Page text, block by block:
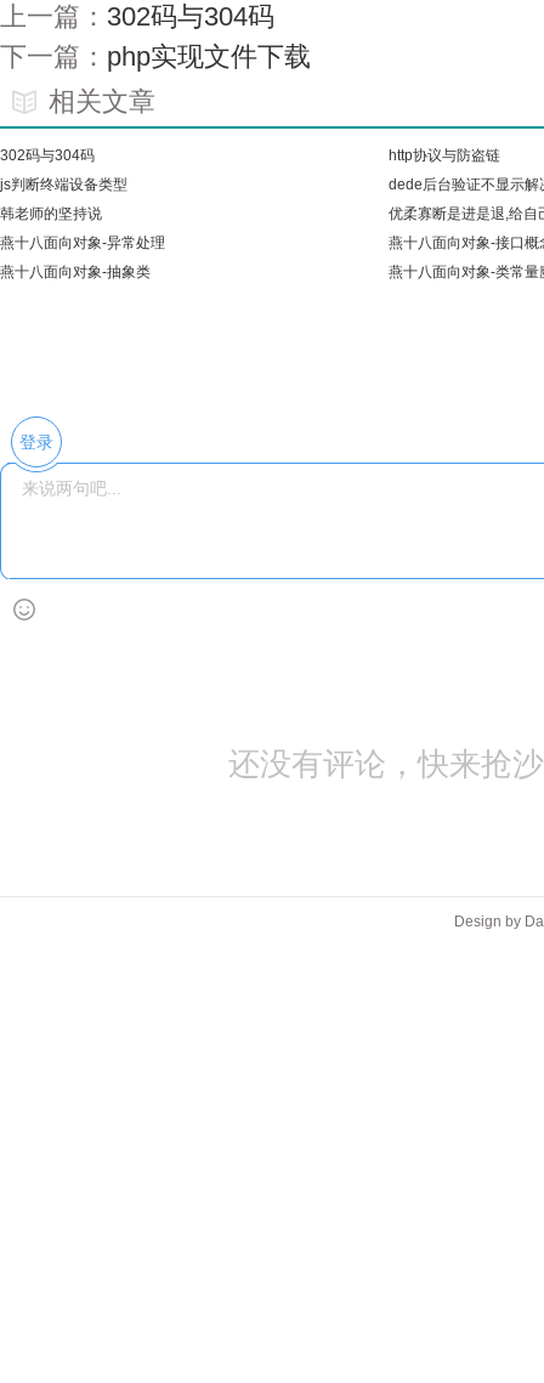
上一篇： 302码与304码
下一篇： php实现文件下载
相关文章
302码与304码
http协议与防盗链
js判断终端设备类型
dede后台验证不显示解
韩老师的坚持说
优柔寡断是进是退,给自
燕十八面向对象-异常处理
燕十八面向对象-接口概
燕十八面向对象-抽象类
燕十八面向对象-类常
登录
还没有评论，快来抢
Design by